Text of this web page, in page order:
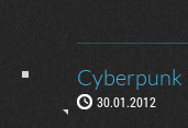
Cyberpunk
30.01.2012